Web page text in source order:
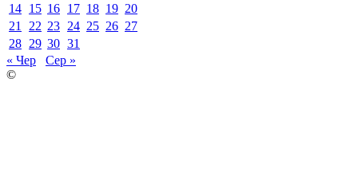
14 15 16 17 18 19 20
21
22 23 24 25 26 27
28 29 30 31
« Чер
Сер »
©